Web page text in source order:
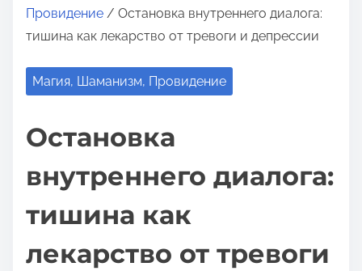
Провидение / Остановка внутреннего диалога:
тишина как лекарство от тревоги и депрессии
Магия, Шаманизм, Провидение
Остановка
внутреннего диалога:
тишина как
лекарство от тревоги